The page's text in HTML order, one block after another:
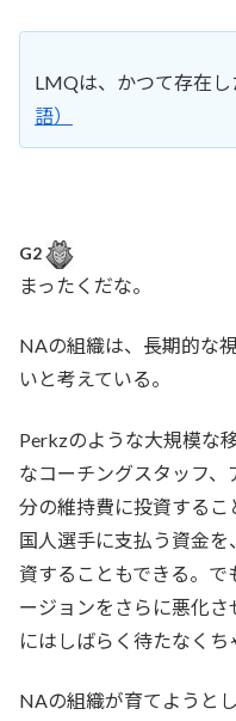
LMQは、かつて存在し
語）
G2
まったくだな。
NAの組織は、長期的な
いと考えている。
Perkzのような大規模な
なコーチングスタッフ
分の維持費に投資する
国人選手に支払う資金
資することもできる。
ージョンをさらに悪化
にはしばらく待たなくち
NAの組織が育てようと